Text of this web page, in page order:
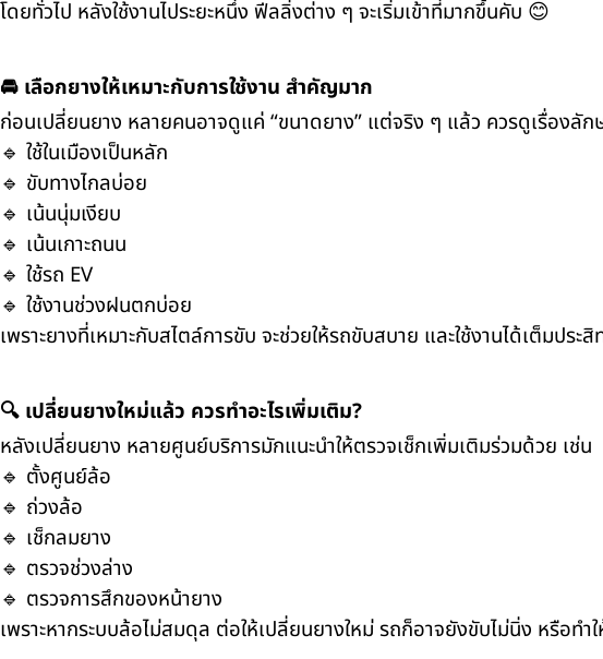
โดยทั่วไป หลังใช้งานไประยะหนึ่ง ฟีลลิ่งต่าง ๆ จะเริ่มเข้าที่มากขึ้นคับ 😊
🚘 เลือกยางให้เหมาะกับการใช้งาน สำคัญมาก
ก่อนเปลี่ยนยาง หลายคนอาจดูแค่ “ขนาดยาง” แต่จริง ๆ แล้ว ควรดูเรื่องลัก
🔹 ใช้ในเมืองเป็นหลัก
🔹 ขับทางไกลบ่อย
🔹 เน้นนุ่มเงียบ
🔹 เน้นเกาะถนน
🔹 ใช้รถ EV
🔹 ใช้งานช่วงฝนตกบ่อย
เพราะยางที่เหมาะกับสไตล์การขับ จะช่วยให้รถขับสบาย และใช้งานได้เต็มประ
🔍 เปลี่ยนยางใหม่แล้ว ควรทำอะไรเพิ่มเติม?
หลังเปลี่ยนยาง หลายศูนย์บริการมักแนะนำให้ตรวจเช็กเพิ่มเติมร่วมด้วย เช่น
🔹 ตั้งศูนย์ล้อ
🔹 ถ่วงล้อ
🔹 เช็กลมยาง
🔹 ตรวจช่วงล่าง
🔹 ตรวจการสึกของหน้ายาง
เพราะหากระบบล้อไม่สมดุล ต่อให้เปลี่ยนยางใหม่ รถก็อาจยังขับไม่นิ่ง หรือทำ